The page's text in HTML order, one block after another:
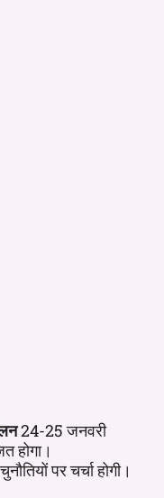
24-25 जनवरी
होगा।
पर चर्चा होगी।